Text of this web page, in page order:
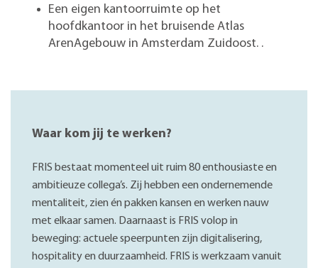
Een eigen kantoorruimte op het
hoofdkantoor in het bruisende Atlas
ArenAgebouw in Amsterdam Zuidoost. .
Waar kom jij te werken?
FRIS bestaat momenteel uit ruim 80 enthousiaste en
ambitieuze collega’s. Zij hebben een ondernemende
mentaliteit, zien én pakken kansen en werken nauw
met elkaar samen. Daarnaast is FRIS volop in
beweging: actuele speerpunten zijn digitalisering,
hospitality en duurzaamheid. FRIS is werkzaam vanuit